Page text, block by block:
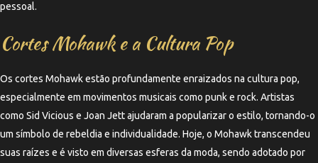
pessoal.
Cortes Mohawk e a Cultura Pop
Os cortes Mohawk estão profundamente enraizados na cultura pop,
especialmente em movimentos musicais como punk e rock. Artistas
como Sid Vicious e Joan Jett ajudaram a popularizar o estilo, tornando-o
um símbolo de rebeldia e individualidade. Hoje, o Mohawk transcendeu
suas raízes e é visto em diversas esferas da moda, sendo adotado por